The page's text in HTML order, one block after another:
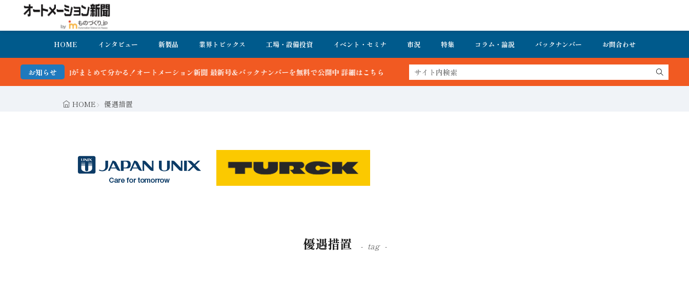
HOME インタビュー 新製品 業界トピックス 工場・設備投資 イベント・セミナ 市況 特集 コラム・論説 バックナンバー お問合わせ
お知らせ
がまとめて分かる！オートメーション新聞 最新号＆バックナンバーを無料で公開中 詳細はこちら
HOME 優遇措置
優遇措置 tag